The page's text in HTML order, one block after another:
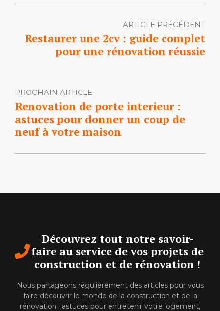
ARTICLE PRÉCÉDENT
Restaurer une 2cv : guide complet
pour une rénovation réussie
PROCHAIN ARTICLE
Renovation de porte interieur :
astuces pour donner un coup de
neuf à votre maison
Découvrez tout notre savoir-
faire au service de vos projets de
construction et de rénovation !
Nous partageons régulièrement des articles pour vous
faire découvrir le monde de la construction et de la
rénovation : astuces pour entretenir votre logement,